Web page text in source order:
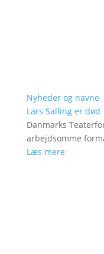
Nyheder og navne
Lars Salling er død
Danmarks
arbejdsomme
Læs mere